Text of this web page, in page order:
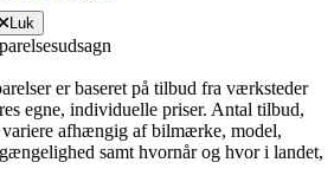
Luk
er baseret på tilbud fra værksteder
egne, individuelle priser. Antal tilbud,
variere afhængig af bilmærke, model,
samt hvornår og hvor i landet,